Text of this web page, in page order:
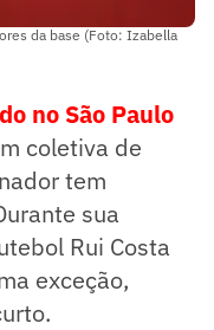
da base (Foto: Izabella
no São Paulo
coletiva de
tem
sua
Rui Costa
exceção,